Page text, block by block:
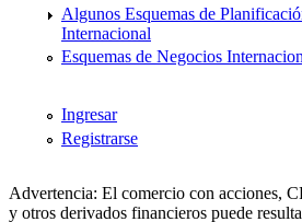
Algunos Esquemas de
Internacional
Esquemas de Negocios
Ingresar
Registrarse
Advertencia: El comercio con acciones,
y otros derivados financieros puede